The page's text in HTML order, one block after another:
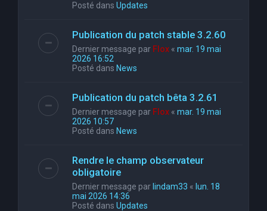
Posté dans Updates
Publication du patch stable 3.2.60
Dernier message par Flox « mar. 19 mai
2026 16:52
Posté dans News
Publication du patch bêta 3.2.61
Dernier message par Flox « mar. 19 mai
2026 10:57
Posté dans News
Rendre le champ observateur
obligatoire
Dernier message par lindam33 « lun. 18
mai 2026 14:36
Posté dans Updates